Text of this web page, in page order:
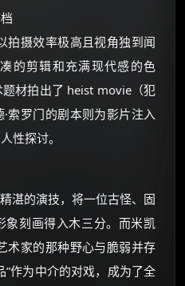
拍摄效率极高且视角独到闻
的剪辑和充满现代感的色
材拍出了 heist movie（犯
索罗门的剧本则为影片注入
性探讨。
湛的演技，将一位古怪、固
象刻画得入木三分。而米凯
术家的那种野心与脆弱并存
”作为中介的对戏，成为了全